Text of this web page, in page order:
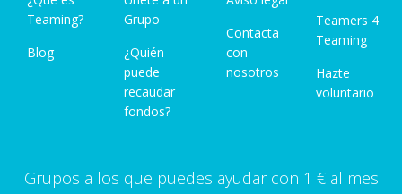
Teaming?
Blog
Grupo
¿Quién
puede
recaudar
fondos?
Contacta
con
nosotros
Teamers 4
Teaming
Hazte
voluntario
Grupos a los que puedes ayudar con 1 € al mes